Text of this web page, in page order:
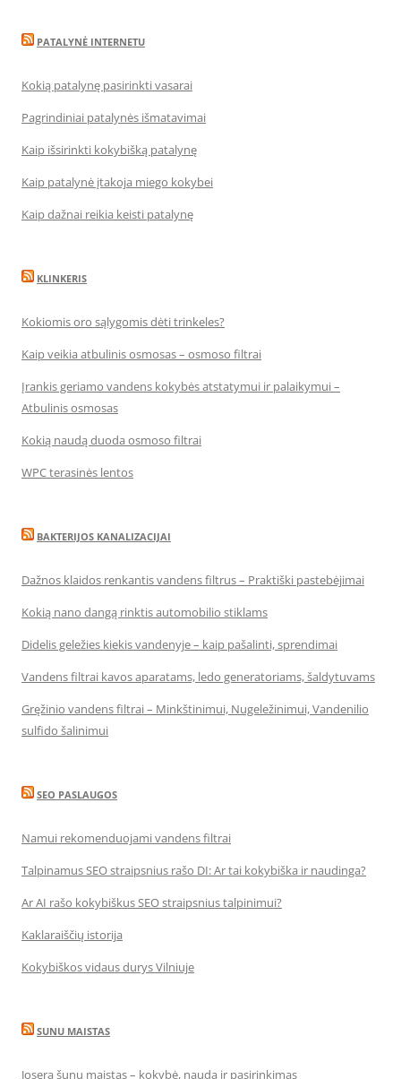
PATALYNĖ INTERNETU
Kokią patalynę pasirinkti vasarai
Pagrindiniai patalynės išmatavimai
Kaip išsirinkti kokybišką patalynę
Kaip patalynė įtakoja miego kokybei
Kaip dažnai reikia keisti patalynę
KLINKERIS
Kokiomis oro sąlygomis dėti trinkeles?
Kaip veikia atbulinis osmosas – osmoso filtrai
Įrankis geriamo vandens kokybės atstatymui ir palaikymui –
Atbulinis osmosas
Kokią naudą duoda osmoso filtrai
WPC terasinės lentos
BAKTERIJOS KANALIZACIJAI
Dažnos klaidos renkantis vandens filtrus – Praktiški pastebėjimai
Kokią nano dangą rinktis automobilio stiklams
Didelis geležies kiekis vandenyje – kaip pašalinti, sprendimai
Vandens filtrai kavos aparatams, ledo generatoriams, šaldytuvams
Gręžinio vandens filtrai – Minkštinimui, Nugeležinimui, Vandenilio
sulfido šalinimui
SEO PASLAUGOS
Namui rekomenduojami vandens filtrai
Talpinamus SEO straipsnius rašo DI: Ar tai kokybiška ir naudinga?
Ar AI rašo kokybiškus SEO straipsnius talpinimui?
Kaklaraiščių istorija
Kokybiškos vidaus durys Vilniuje
SUNU MAISTAS
Josera šunų maistas – kokybė, nauda ir pasirinkimas